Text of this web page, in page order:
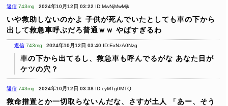
返信 743mg 2024年10月12日 03:22 ID:MwNjMwMjk
いや救助しないのかよ 子供が死んでいたとしても車の下から
出して救急車呼ぶだろ普通ｗｗ やばすぎるわ
返信 743mg 2024年10月12日 03:40 ID:ExNzA0Nzg
車の下から出てるし、救急車も呼んでるがな あなた目が
ケツの穴？
返信 743mg 2024年10月12日 03:38 ID:cyMTg0MTQ
救命措置とか一切取らないんだな、さすが土人
「あー、そう